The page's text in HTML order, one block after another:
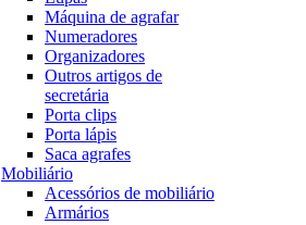
Máquina de agrafar
Numeradores
Organizadores
Outros artigos de
secretária
Porta clips
Porta lápis
Saca agrafes
Mobiliário
Acessórios de mobiliário
Armários